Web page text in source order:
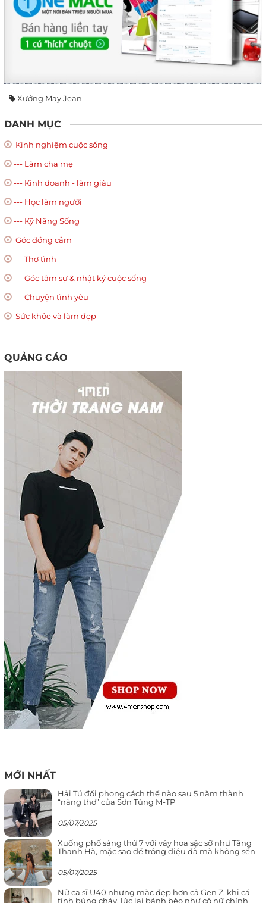
Xưởng May Jean
DANH MỤC
Kinh nghiệm cuộc sống
--- Làm cha mẹ
--- Kinh doanh - làm giàu
--- Học làm người
--- Kỹ Năng Sống
Góc đồng cảm
--- Thơ tình
--- Góc tâm sự & nhật ký cuộc sống
--- Chuyện tình yêu
Sức khỏe và làm đẹp
QUẢNG CÁO
MỚI NHẤT
Hải Tú đổi phong cách thế nào sau 5 năm thành
“nàng thơ” của Sơn Tùng M-TP
05/07/2025
Xuống phố sáng thứ 7 với váy hoa sặc sỡ như Tăng
Thanh Hà, mặc sao để trông điệu đà mà không sến
05/07/2025
Nữ ca sĩ U40 nhưng mặc đẹp hơn cả Gen Z, khi cá
tính bùng cháy, lúc lại bánh bèo như cô nữ chính